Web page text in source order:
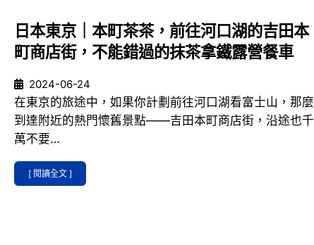
日本東京｜本町茶茶，前往河口湖的吉田本
町商店街，不能錯過的抹茶拿鐵露營餐車
2024-06-24
在東京的旅途中，如果你計劃前往河口湖看富士山，那麼
到達附近的熱門懷舊景點——吉田本町商店街，沿途也千
萬不要…
[ 閱讀全文 ]